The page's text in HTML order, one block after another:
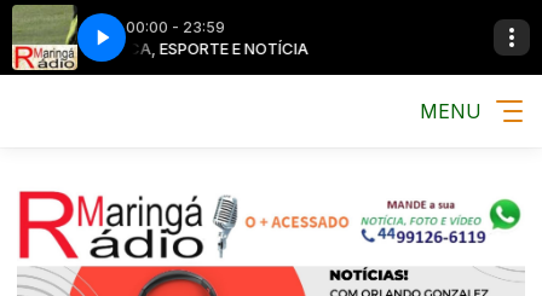
00:00 - 23:59
MÚSICA, ESPORTE E NOTÍCIA MÚSICA,
MENU